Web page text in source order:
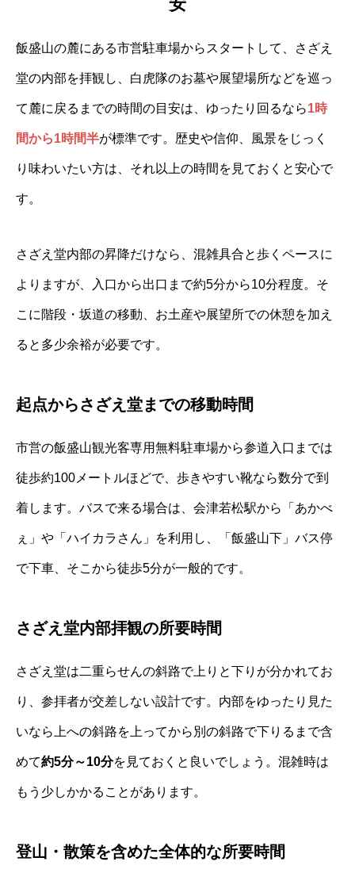
飯盛山の麓にある市営駐車場からスタートして、さざえ
堂の内部を拝観し、白虎隊のお墓や展望場所などを巡っ
て麓に戻るまでの時間の目安は、ゆったり回るなら1時
間から1時間半が標準です。歴史や信仰、風景をじっく
り味わいたい方は、それ以上の時間を見ておくと安心で
す。
さざえ堂内部の昇降だけなら、混雑具合と歩くペースに
よりますが、入口から出口まで約5分から10分程度。そ
こに階段・坂道の移動、お土産や展望所での休憩を加え
ると多少余裕が必要です。
起点からさざえ堂までの移動時間
市営の飯盛山観光客専用無料駐車場から参道入口までは
徒歩約100メートルほどで、歩きやすい靴なら数分で到
着します。バスで来る場合は、会津若松駅から「あかべ
ぇ」や「ハイカラさん」を利用し、「飯盛山下」バス停
で下車、そこから徒歩5分が一般的です。
さざえ堂内部拝観の所要時間
さざえ堂は二重らせんの斜路で上りと下りが分かれてお
り、参拝者が交差しない設計です。内部をゆったり見た
いなら上への斜路を上ってから別の斜路で下りるまで含
めて約5分～10分を見ておくと良いでしょう。混雑時は
もう少しかかることがあります。
登山・散策を含めた全体的な所要時間